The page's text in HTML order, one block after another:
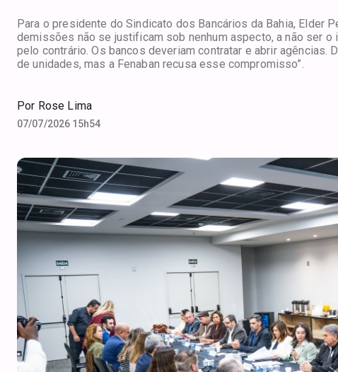
Para o presidente do Sindicato dos Bancários da Bahia, Elder
demissões não se justificam sob nenhum aspecto, a não ser
pelo contrário. Os bancos deveriam contratar e abrir
de unidades, mas a Fenaban recusa esse compromisso”.
Por Rose Lima
07/07/2026 15h54